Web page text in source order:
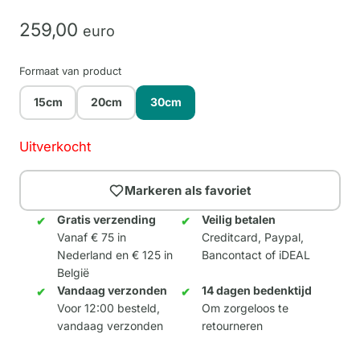
259,00 euro
Formaat van product
15cm 20cm 30cm
Uitverkocht
Markeren als favoriet
Gratis verzending
Vanaf € 75 in
Nederland en € 125 in
België
Veilig betalen
Creditcard, Paypal,
Bancontact of iDEAL
Vandaag verzonden
Voor 12:00 besteld,
vandaag verzonden
14 dagen bedenktijd
Om zorgeloos te
retourneren